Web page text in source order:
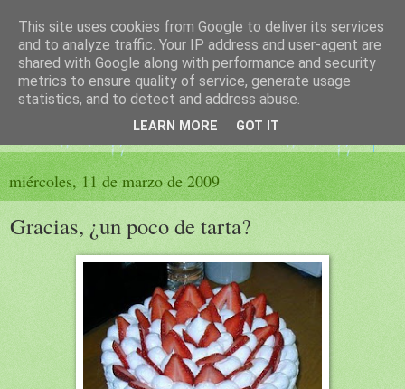
El sueño de las palabras
PÁGINA LITERARIA DE FELISA MORENO
miércoles, 11 de marzo de 2009
Gracias, ¿un poco de tarta?
This site uses cookies from Google to deliver its services
and to analyze traffic. Your IP address and user-agent are
shared with Google along with performance and security
metrics to ensure quality of service, generate usage
statistics, and to detect and address abuse.
LEARN MORE GOT IT